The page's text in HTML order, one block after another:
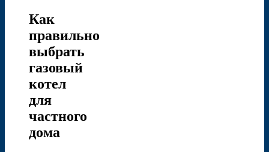
Как
правильно
выбрать
газовый
котел
для
частного
дома